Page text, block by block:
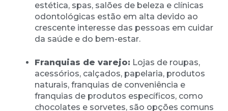
estética, spas, salões de beleza e clínicas
odontológicas estão em alta devido ao
crescente interesse das pessoas em cuidar
da saúde e do bem-estar.
Franquias de varejo: Lojas de roupas,
acessórios, calçados, papelaria, produtos
naturais, franquias de conveniência e
franquias de produtos específicos, como
chocolates e sorvetes, são opções comuns